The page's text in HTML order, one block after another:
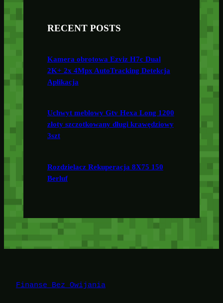
RECENT POSTS
Kamera obrotowa Ezviz H7c Dual
2K+ 2x 4Mpx AutoTracking Detekcja
Aplikacja
Uchwyt meblowy Gtv Hexa Long 1200
złoty szczotkowany długi krawędziowy
3szt
Rozdzielacz Rekuperacja 8X75 150
Berluf
Finanse Bez Owijania